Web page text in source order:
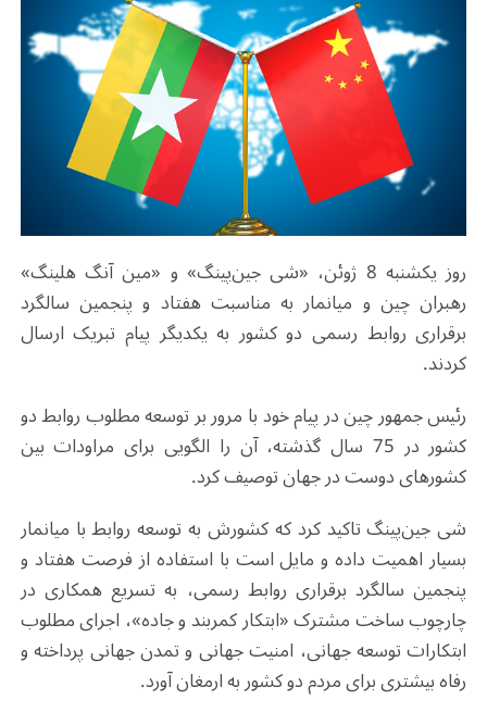
روز یکشنبه 8 ژوئن، «شی جین‌پینگ» و «مین آنگ هلینگ»
رهبران چین و میانمار به مناسبت هفتاد و پنجمین سالگرد
برقراری روابط رسمی دو کشور به یکدیگر پیام تبریک ارسال
کردند.
رئیس جمهور چین در پیام خود با مرور بر توسعه مطلوب روابط دو
کشور در 75 سال گذشته، آن را الگویی برای مراودات بین
کشورهای دوست در جهان توصیف کرد.
شی جین‌پینگ تاکید کرد که کشورش به توسعه روابط با میانمار
بسیار اهمیت داده و مایل است با استفاده از فرصت هفتاد و
پنجمین سالگرد برقراری روابط رسمی، به تسریع همکاری در
چارچوب ساخت مشترک «ابتکار کمربند و جاده»، اجرای مطلوب
ابتکارات توسعه جهانی، امنیت جهانی و تمدن جهانی پرداخته و
رفاه بیشتری برای مردم دو کشور به ارمغان آورد.